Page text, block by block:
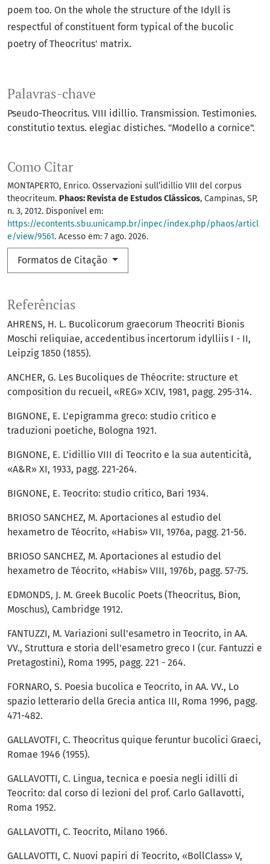
Palavras-chave
Pseudo-Theocritus. VIII idillio. Transmission. Testimonies.
constitutio textus. elegiac distiches. "Modello a cornice".
Como Citar
MONTAPERTO, Enrico. Osservazioni sull’idillio VIII del corpus
theocriteum. Phaos: Revista de Estudos Clássicos, Campinas, SP,
n. 3, 2012. Disponível em:
https://econtents.sbu.unicamp.br/inpec/index.php/phaos/articl
e/view/9561. Acesso em: 7 ago. 2026.
Formatos de Citação
poem too. On the whole the structure of the Idyll is
respectful of constituent form typical of the bucolic
poetry of Theocritus' matrix.
Referências
AHRENS, H. L. Bucolicorum graecorum Theocriti Bionis
Moschi reliquiae, accedentibus incertorum idylliis I - II,
Leipzig 1850 (1855).
ANCHER, G. Les Bucoliques de Théocrite: structure et
composition du recueil, «REG» XCIV, 1981, pagg. 295-314.
BIGNONE, E. L'epigramma greco: studio critico e
traduzioni poetiche, Bologna 1921.
BIGNONE, E. L'idillio VIII di Teocrito e la sua autenticità,
«A&R» XI, 1933, pagg. 221-264.
BIGNONE, E. Teocrito: studio critico, Bari 1934.
BRIOSO SANCHEZ, M. Aportaciones al estudio del
hexametro de Téocrito, «Habis» VII, 1976a, pagg. 21-56.
BRIOSO SANCHEZ, M. Aportaciones al estudio del
hexametro de Téocrito, «Habis» VIII, 1976b, pagg. 57-75.
EDMONDS, J. M. Greek Bucolic Poets (Theocritus, Bion,
Moschus), Cambridge 1912.
FANTUZZI, M. Variazioni sull'esametro in Teocrito, in AA.
VV., Struttura e storia dell'esametro greco I (cur. Fantuzzi e
Pretagostini), Roma 1995, pagg. 221 - 264.
FORNARO, S. Poesia bucolica e Teocrito, in AA. VV., Lo
spazio letterario della Grecia antica III, Roma 1996, pagg.
471-482.
GALLAVOTFI, C. Theocritus quique feruntur bucolici Graeci,
Romae 1946 (1955).
GALLAVOTTI, C. Lingua, tecnica e poesia negli idilli di
Teocrito: dal corso di lezioni del prof. Carlo Gallavotti,
Roma 1952.
GALLAVOTTI, C. Teocrito, Milano 1966.
GALLAVOTTI, C. Nuovi papiri di Teocrito, «BollClass» V,